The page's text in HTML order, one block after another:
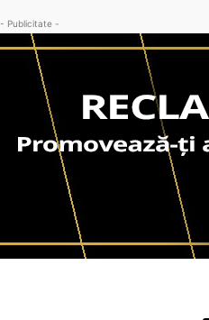
- Publicitate -